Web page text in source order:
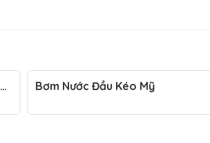
Bơm Nước Đầu Kéo Mỹ